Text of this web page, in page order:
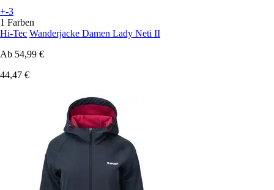
+-3
1 Farben
Hi-Tec Wanderjacke Damen Lady Neti II
Ab 54,99 €
44,47 €